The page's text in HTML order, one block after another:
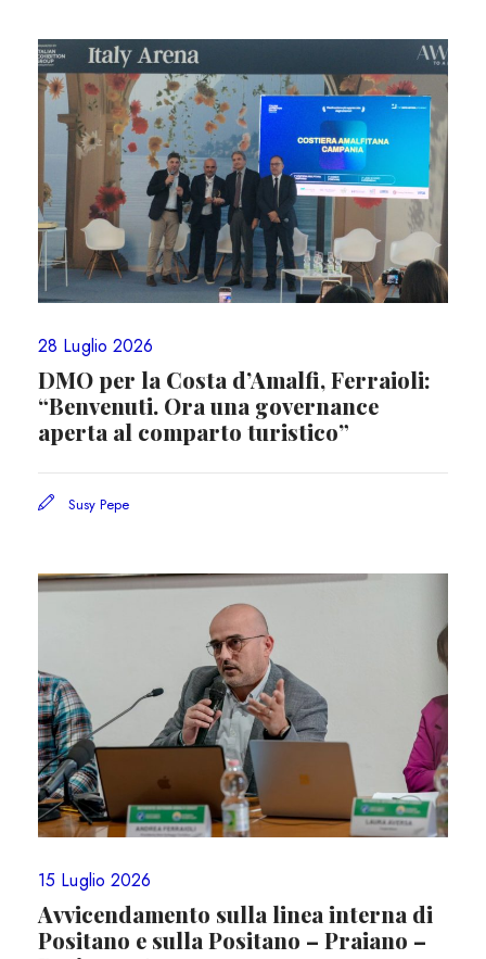
28 Luglio 2026
DMO per la Costa d’Amalfi, Ferraioli:
“Benvenuti. Ora una governance
aperta al comparto turistico”
Susy Pepe
15 Luglio 2026
Avvicendamento sulla linea interna di
Positano e sulla Positano – Praiano –